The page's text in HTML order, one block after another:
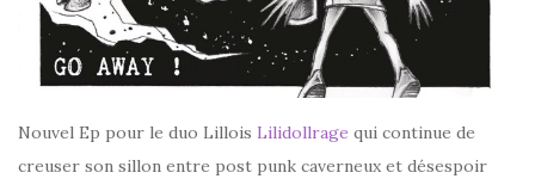
Nouvel Ep pour le duo Lillois Lilidollrage qui continue de
creuser son sillon entre post punk caverneux et désespoir